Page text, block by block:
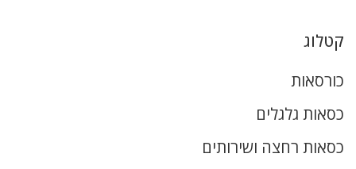
קטלוג
כורסאות
כסאות גלגלים
כסאות רחצה ושירותים